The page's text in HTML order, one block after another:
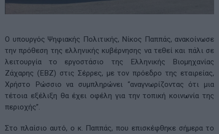
Ο υπουργός Ψηφιακής Πολιτικής, Νίκος Παππάς, ανακοίνωσε
την πρόθεση της ελληνικής κυβέρνησης να τεθεί και πάλι σε
λειτουργία το εργοστάσιο της Ελληνικής Βιομηχανίας
Ζάχαρης (ΕΒΖ) στις Σέρρες, με τον πρόεδρο της εταιρείας,
Χρήστο Ρώσσιο να συμπληρώνει “αναγνωρίζοντας ότι μια
τέτοια εξέλιξη θα έχει οφέλη για την τοπική κοινωνία της
περιοχής”.
Στο πλαίσιο αυτό, ο κ. Παππάς, που επισκέφθηκε σήμερα το